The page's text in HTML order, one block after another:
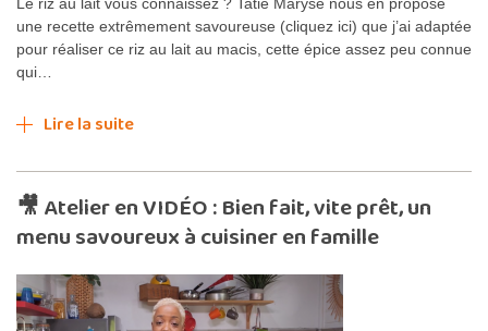
une recette extrêmement savoureuse (cliquez ici) que j’ai adaptée
pour réaliser ce riz au lait au macis, cette épice assez peu connue
qui…
Lire la suite
🎥 Atelier en VIDÉO : Bien fait, vite prêt, un
menu savoureux à cuisiner en famille